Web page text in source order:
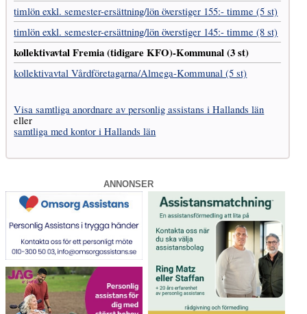
timlön exkl. semester-ersättning/lön överstiger 155:- timme (5 st)
timlön exkl. semester-ersättning/lön överstiger 145:- timme (8 st)
kollektivavtal Fremia (tidigare KFO)-Kommunal (3 st)
kollektivavtal Vård­företagarna­/­Almega-Kommunal (5 st)
Visa samtliga anordnare av personlig assistans i Hallands län
eller
samtliga med kontor i Hallands län
ANNONSER